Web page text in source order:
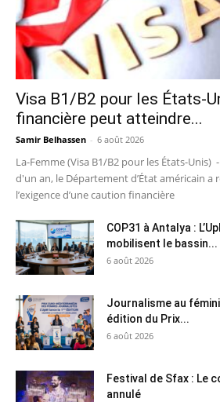
Visa B1/B2 pour les États-
financière peut atteindre...
Samir Belhassen - 6 août 2026
La-Femme (Visa B1/B2 pour les États-Unis)
d'un an, le Département d’État américain
l’exigence d’une caution financière
COP31 à Antalya :
mobilisent le bassin...
6 août 2026
Journalisme au
édition du Prix...
6 août 2026
Festival de Sfax : Le
annulé